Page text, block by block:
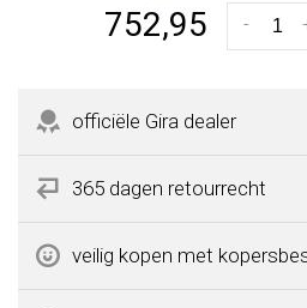
752,95 -
officiële Gira dealer
365 dagen retourrecht
veilig kopen met